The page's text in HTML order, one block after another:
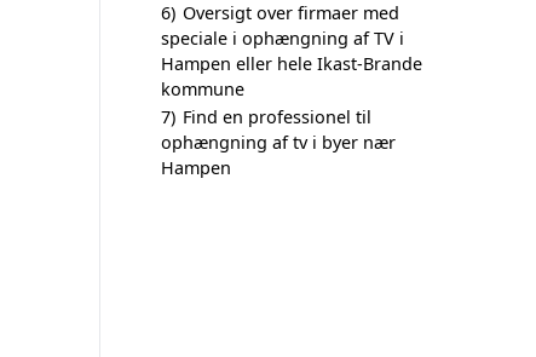
6) Oversigt over firmaer med
speciale i ophængning af TV i
Hampen eller hele Ikast-Brande
kommune
7) Find en professionel til
ophængning af tv i byer nær
Hampen